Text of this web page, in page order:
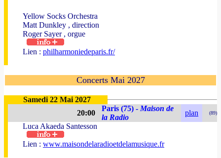
Yellow Socks Orchestra
Matt Dunkley , direction
Roger Sayer , orgue
Lien : philharmoniedeparis.fr/
Concerts Mai 2027
Samedi 22 Mai 2027
20:00
Paris (75) - Maison de
la Radio
plan (89)
Luca Akaeda Santesson
Lien : www.maisondelaradioetdelamusique.fr